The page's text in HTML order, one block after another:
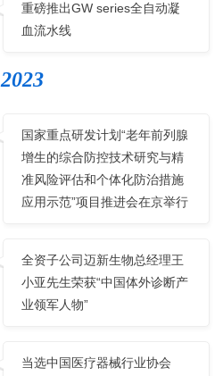
重磅推出GW series全自动凝
血流水线
2023
国家重点研发计划“老年前列腺
增生的综合防控技术研究与精
准风险评估和个体化防治措施
应用示范”项目推进会在京举行
全资子公司迈新生物总经理王
小亚先生荣获“中国体外诊断产
业领军人物”
当选中国医疗器械行业协会